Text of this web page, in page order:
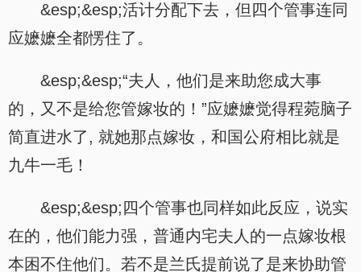
&esp;&esp;活计分配下去，但四个管事连同
应嬷嬷全都愣住了。
&esp;&esp;“夫人，他们是来助您成大事
的，又不是给您管嫁妆的！”应嬷嬷觉得程菀脑子
简直进水了, 就她那点嫁妆，和国公府相比就是
九牛一毛！
&esp;&esp;四个管事也同样如此反应，说实
在的，他们能力强，普通内宅夫人的一点嫁妆根
本困不住他们。若不是兰氏提前说了是来协助管